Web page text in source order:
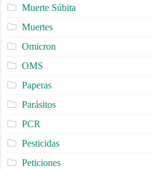
Muerte Súbita
Muertes
Omicron
OMS
Paperas
Parásitos
PCR
Pesticidas
Peticiones